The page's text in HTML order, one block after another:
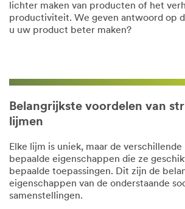
lichter maken van producten of het
productiviteit. We geven antwoord op
u uw product beter maken?
Belangrijkste voordelen van
lijmen
Elke lijm is uniek, maar de
bepaalde eigenschappen die ze
bepaalde toepassingen. Dit zijn de
eigenschappen van de onderstaande
samenstellingen.